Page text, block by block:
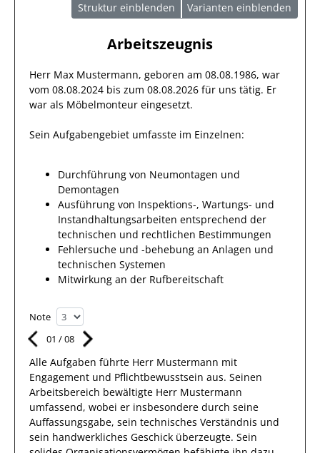
Struktur einblenden Varianten einblenden
Arbeitszeugnis
Herr Max Mustermann, geboren am 08.08.1986, war
vom 08.08.2024 bis zum 08.08.2026 für uns tätig. Er
war als Möbelmonteur eingesetzt.
Sein Aufgabengebiet umfasste im Einzelnen:
Durchführung von Neumontagen und
Demontagen
Ausführung von Inspektions-, Wartungs- und
Instandhaltungsarbeiten entsprechend der
technischen und rechtlichen Bestimmungen
Fehlersuche und -behebung an Anlagen und
technischen Systemen
Mitwirkung an der Rufbereitschaft
Note
01 /08
Alle Aufgaben führte Herr Mustermann mit
Engagement und Pflichtbewusstsein aus. Seinen
Arbeitsbereich bewältigte Herr Mustermann
umfassend, wobei er insbesondere durch seine
Auffassungsgabe, sein technisches Verständnis und
sein handwerkliches Geschick überzeugte. Sein